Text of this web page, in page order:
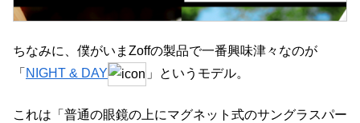
ちなみに、僕がいまZoffの製品で一番興味津々なのが
「 NIGHT & DAY 」というモデル。
これは「普通の眼鏡の上にマグネット式のサングラスパー